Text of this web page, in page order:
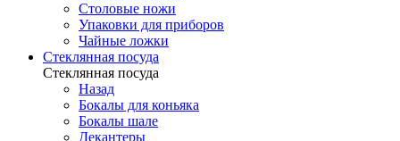
Столовые ножи
Упаковки для приборов
Чайные ложки
Стеклянная посуда
Стеклянная посуда
Назад
Бокалы для коньяка
Бокалы шале
Декантеры